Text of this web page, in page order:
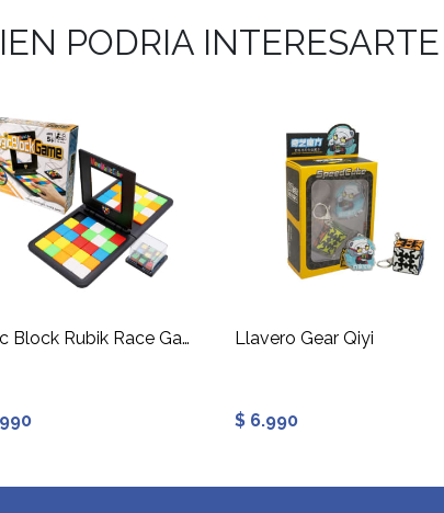
PODRIA INTERESARTE
Magic Block Rubik Race Game Llavero Gear Qiyi
$ 6.990